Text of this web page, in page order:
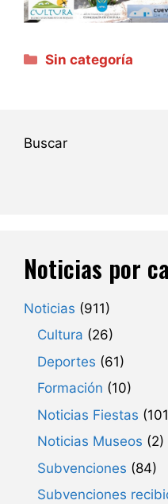
Categorías
Sin categoría
Buscar
Noticias por
Noticias (911)
Cultura (26)
Deportes (61)
Formación (10)
Noticias Fiestas
Noticias Museos (2)
Subvenciones (84)
Subvenciones